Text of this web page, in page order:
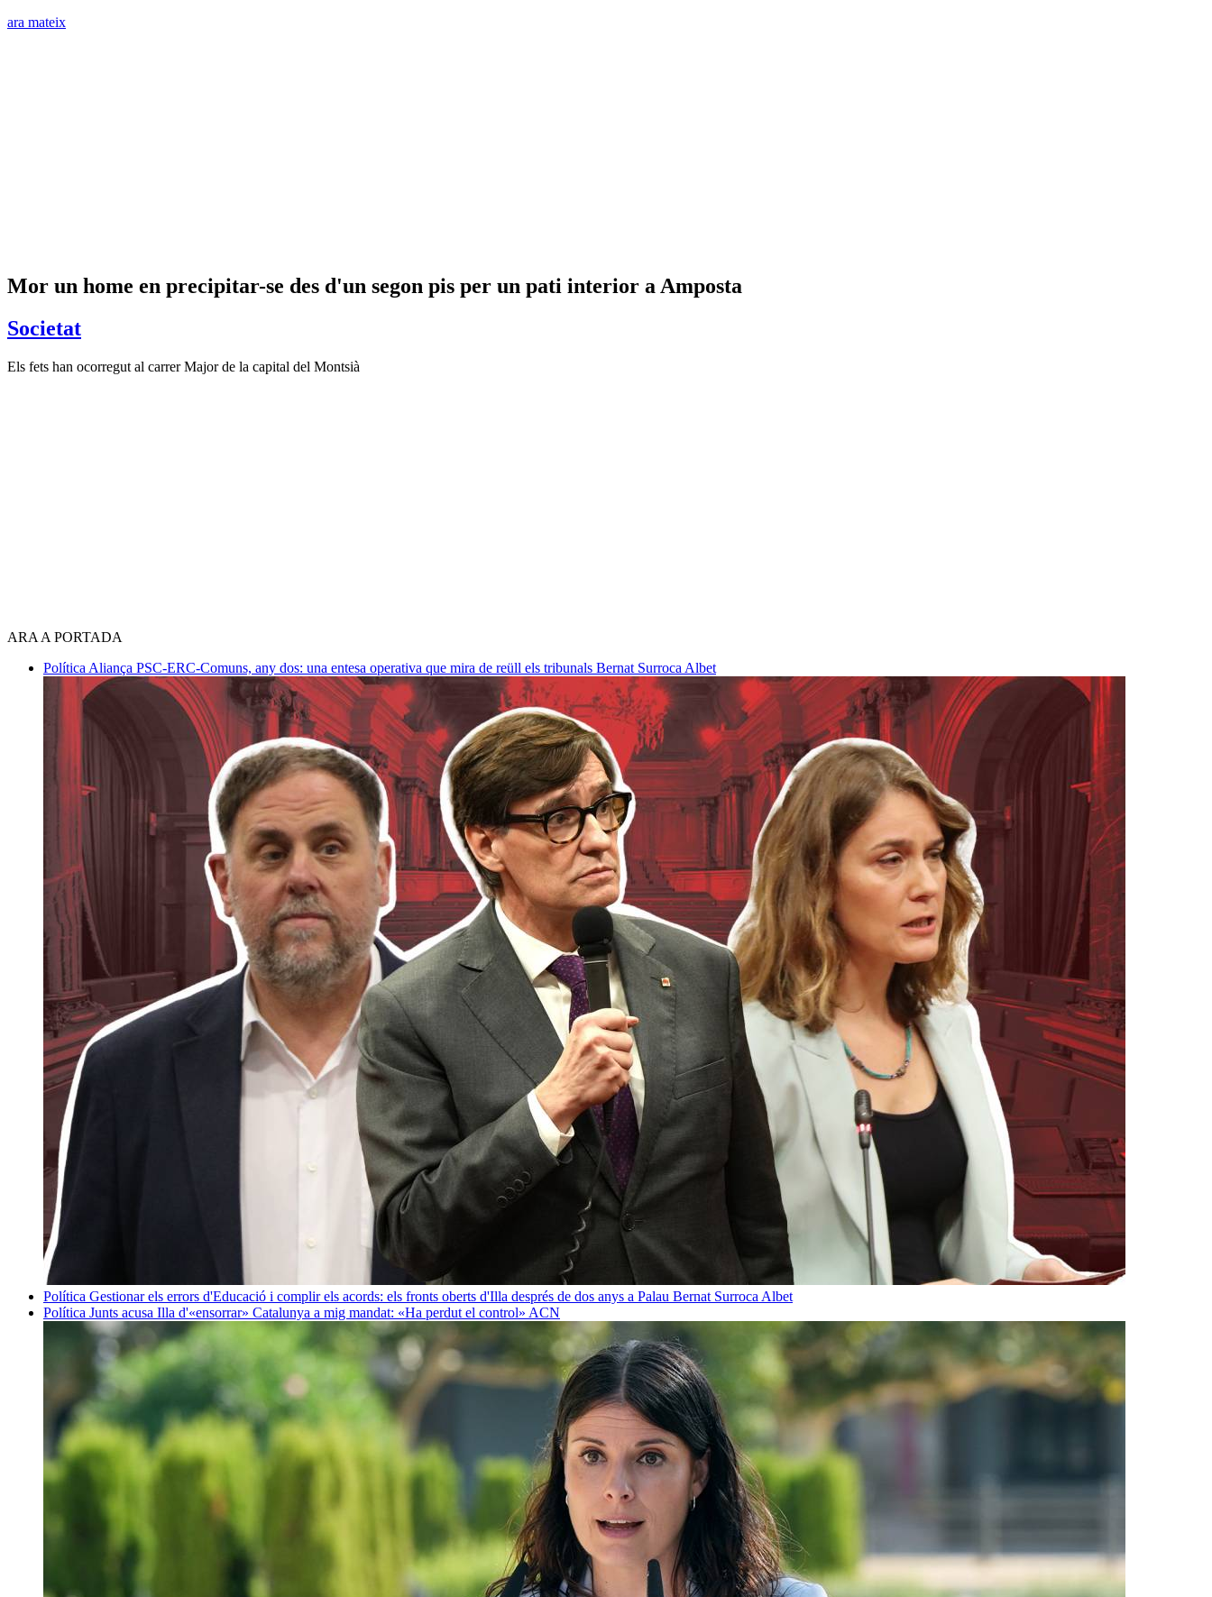
ara mateix
Mor un home en precipitar-se des d'un segon pis per un pati interior a Amposta
Societat
Els fets han ocorregut al carrer Major de la capital del Montsià
ARA A PORTADA
Política Aliança PSC-ERC-Comuns, any dos: una entesa operativa que mira de reüll els tribunals Bernat Surroca Albet
Política Gestionar els errors d'Educació i complir els acords: els fronts oberts d'Illa després de dos anys a Palau Bernat Surroca Albet
Política Junts acusa Illa d'«ensorrar» Catalunya a mig mandat: «Ha perdut el control» ACN